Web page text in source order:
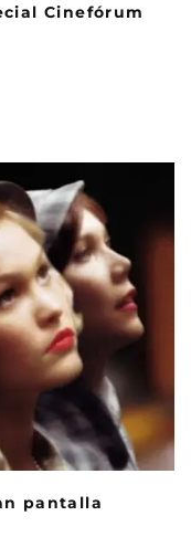
Cinefórum
pantalla